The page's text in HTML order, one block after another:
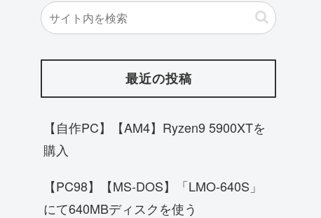
最近の投稿
【自作PC】【AM4】Ryzen9 5900XTを
購入
【PC98】【MS-DOS】「LMO-640S」
にて640MBディスクを使う